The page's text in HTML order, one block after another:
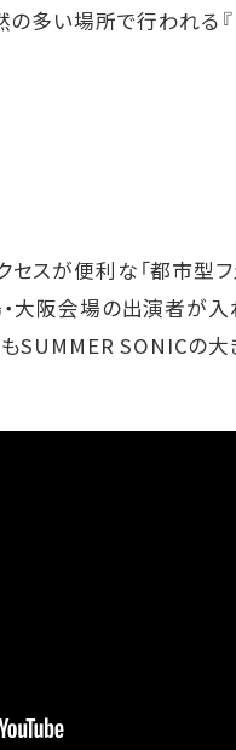
の多い場所で行われる
スが便利な「都市型フ
大阪会場の出演者が
もSUMMER SONICの